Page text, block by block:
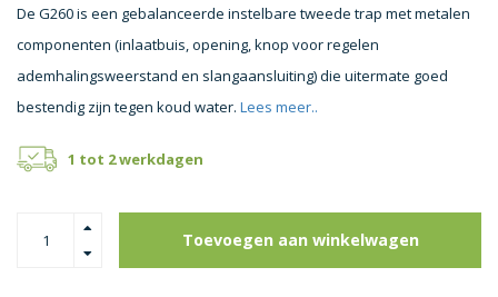
De G260 is een gebalanceerde instelbare tweede trap met metalen
componenten (inlaatbuis, opening, knop voor regelen
ademhalingsweerstand en slangaansluiting) die uitermate goed
bestendig zijn tegen koud water. Lees meer..
1 tot 2 werkdagen
Toevoegen aan winkelwagen